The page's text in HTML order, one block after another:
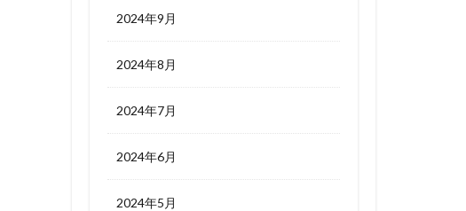
2024年9月
2024年8月
2024年7月
2024年6月
2024年5月